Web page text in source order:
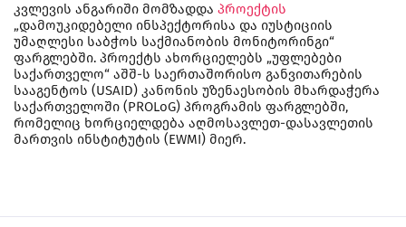
კვლევის ანგარიში მომზადდა პროექტის
„დამოუკიდებელი ინსპექტორისა და იუსტიციის
უმაღლესი საბჭოს საქმიანობის მონიტორინგი“
ფარგლებში. პროექტს ახორციელებს „უფლებები
საქართველო“ აშშ-ს საერთაშორისო განვითარების
სააგენტოს (USAID) კანონის უზენაესობის მხარდაჭერა
საქართველოში (PROLoG) პროგრამის ფარგლებში,
რომელიც ხორციელდება აღმოსავლეთ-დასავლეთის
მართვის ინსტიტუტის (EWMI) მიერ.